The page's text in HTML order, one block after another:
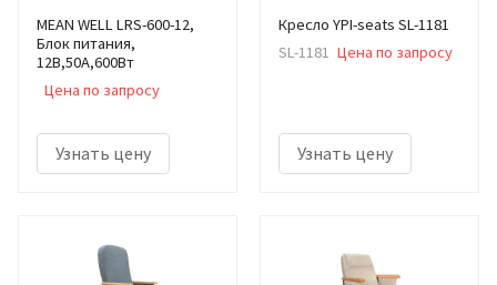
MEAN WELL LRS-600-12,
Блок питания,
12В,50А,600Вт
Цена по запросу
Узнать цену
Кресло YPI-seats SL-1181
SL-1181 Цена по запросу
Узнать цену